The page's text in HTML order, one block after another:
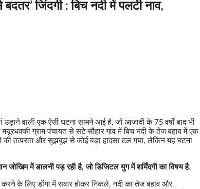
जिंदगी : बिच नदी में पलटी नाव,
वाली एक ऐसी घटना सामने आई है, जो आजादी के 75 वर्षों बाद भी
ग्राम पंचायत से सटे सौहार गांव में बिच नदी के तेज बहाव में एक
की तत्परता और सूझबूझ से कोई बड़ा हादसा टल गया, लेकिन यह घटना
में डालनी पड़ रही है, जो डिजिटल युग में शर्मिंदगी का विषय है.
के लिए डोंगा में सवार होकर निकले, नदी का तेज बहाव और